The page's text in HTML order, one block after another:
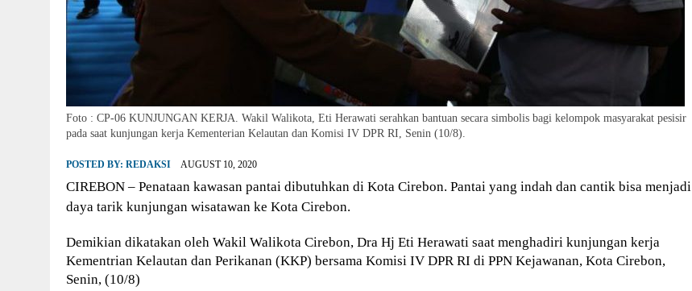
Foto : CP-06 KUNJUNGAN KERJA. Wakil Walikota, Eti Herawati serahkan bantuan secara simbolis bagi kelompok masyarakat pesisir
pada saat kunjungan kerja Kementerian Kelautan dan Komisi IV DPR RI, Senin (10/8).
POSTED BY: REDAKSI AUGUST 10, 2020
CIREBON – Penataan kawasan pantai dibutuhkan di Kota Cirebon. Pantai yang indah dan cantik bisa menjadi
daya tarik kunjungan wisatawan ke Kota Cirebon.
Demikian dikatakan oleh Wakil Walikota Cirebon, Dra Hj Eti Herawati saat menghadiri kunjungan kerja
Kementrian Kelautan dan Perikanan (KKP) bersama Komisi IV DPR RI di PPN Kejawanan, Kota Cirebon,
Senin, (10/8)